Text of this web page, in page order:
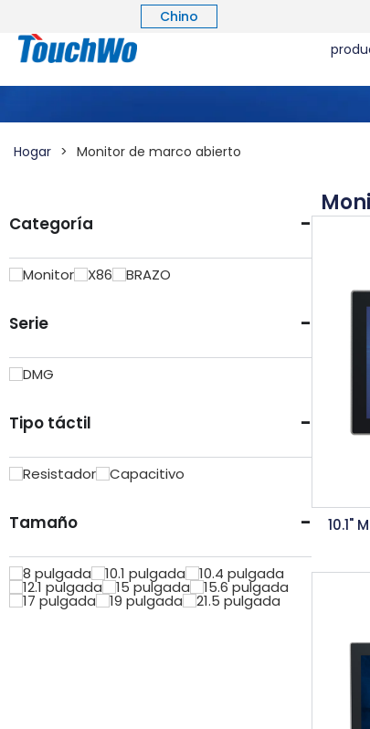
Chino
Hogar > Monitor de marco abierto
Categoría -
Monitor X86 BRAZO
Serie -
DMG
Tipo táctil -
Resistador Capacitivo
Tamaño -
8 pulgada 10.1 pulgada 10.4 pulgada
12.1 pulgada 15 pulgada 15.6 pulgada
17 pulgada 19 pulgada 21.5 pulgada
10.1"